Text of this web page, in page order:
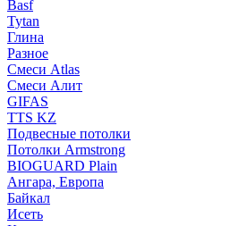
Basf
Tytan
Глина
Разное
Смеси Atlas
Смеси Алит
GIFAS
TTS KZ
Подвесные потолки
Потолки Armstrong
BIOGUARD Plain
Ангара, Европа
Байкал
Исеть